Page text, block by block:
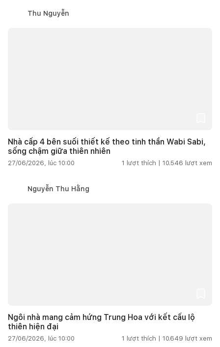
Thu Nguyễn
Nhà cấp 4 bên suối thiết kế theo tinh thần Wabi Sabi,
sống chậm giữa thiên nhiên
27/06/2026, lúc 10:00 1 lượt thích | 10.546 lượt xem
Nguyễn Thu Hằng
Ngôi nhà mang cảm hứng Trung Hoa với kết cấu lộ
thiên hiện đại
27/06/2026, lúc 10:00 1 lượt thích | 10.649 lượt xem